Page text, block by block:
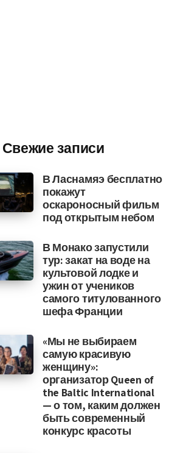
Свежие записи
В Ласнамяэ бесплатно
покажут
оскароносный фильм
под открытым небом
В Монако запустили
тур: закат на воде на
культовой лодке и
ужин от учеников
самого титулованного
шефа Франции
«Мы не выбираем
самую красивую
женщину»:
организатор Queen of
the Baltic International
— о том, каким должен
быть современный
конкурс красоты